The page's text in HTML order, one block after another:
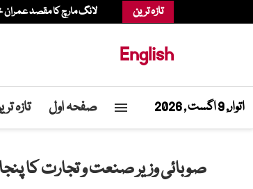
تازہ ترین لانگ مارچ کا مقصد عمران
English
اتوار, 9 اگست , 2026 صفحہ اول تازہ
صوبائی وزیر صنعت و تجارت کا